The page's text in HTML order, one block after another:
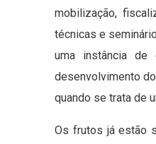
mobilização,
técnicas e
uma instância de
desenvolvimento
quando se trata de
Os frutos já estão